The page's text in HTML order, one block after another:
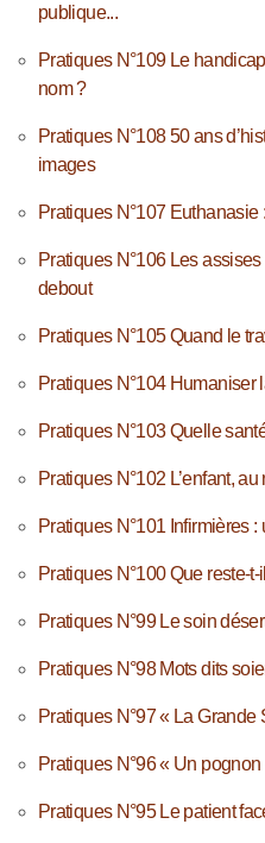
publique...
Pratiques N°109 Le
nom ?
Pratiques N°108 50 ans
images
Pratiques N°107 Euthanasie
Pratiques N°106 Les
debout
Pratiques N°105 Quand le
Pratiques N°104 Humaniser
Pratiques N°103 Quelle
Pratiques N°102 L’enfant,
Pratiques N°101 Infirmières
Pratiques N°100 Que reste-
Pratiques N°99 Le soin
Pratiques N°98 Mots dits
Pratiques N°97 « La
Pratiques N°96 « Un
Pratiques N°95 Le patient